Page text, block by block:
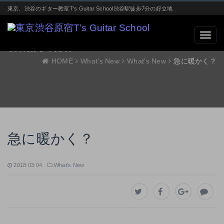
東京、渋谷のギター教室T‘s Guitar School渋谷駅徒歩7分の好立地
HOME What’s New What's New 急に暖かく？
急に暖かく？
2018.03.04 What's New